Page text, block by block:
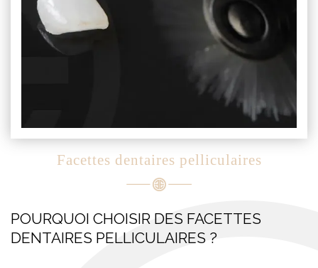
Facettes dentaires pelliculaires
POURQUOI CHOISIR DES FACETTES
DENTAIRES PELLICULAIRES ?